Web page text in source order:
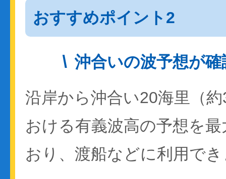
おすすめポイント2
沖合いの波予想が
沿岸から沖合い20海里（
おける有義波高の予想を
おり、渡船などに利用で